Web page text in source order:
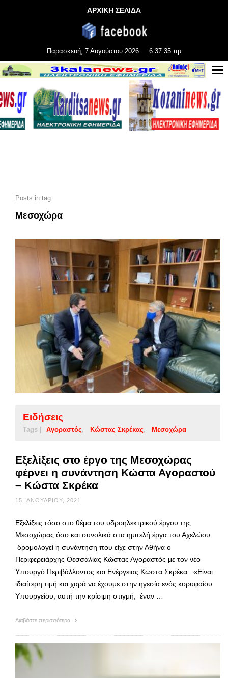
ΑΡΧΙΚΗ ΣΕΛΙΔΑ
Παρασκευή, 7 Αυγούστου 2026 6:37:37 πμ
Posts in tag
Μεσοχώρα
Ειδήσεις
Tags | Αγοραστός Κώστας Σκρέκας Μεσοχώρα
Εξελίξεις στο έργο της Μεσοχώρας
φέρνει η συνάντηση Κώστα Αγοραστού
– Κώστα Σκρέκα
15 ΙΑΝΟΥΑΡΊΟΥ, 2021
Εξελίξεις τόσο στο θέμα του υδροηλεκτρικού έργου της
Μεσοχώρας όσο και συνολικά στα ημιτελή έργα του Αχελώου
δρομολογεί η συνάντηση που είχε στην Αθήνα ο
Περιφερειάρχης Θεσσαλίας Κώστας Αγοραστός με τον νέο
Υπουργό Περιβάλλοντος και Ενέργειας Κώστα Σκρέκα. «Είναι
ιδιαίτερη τιμή και χαρά να έχουμε στην ηγεσία ενός κορυφαίου
Υπουργείου, αυτή την κρίσιμη στιγμή, έναν …
Διαβάστε περισσότερα